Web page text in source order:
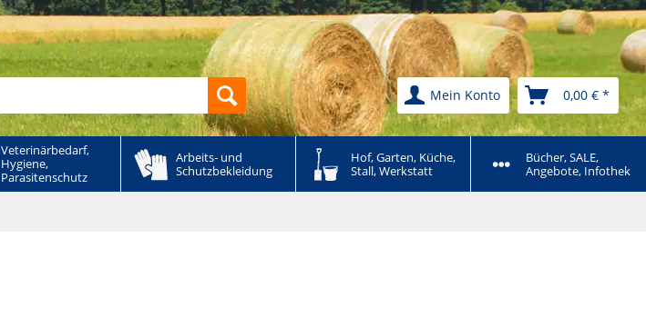
Mein Konto 0,00 € *
Veterinärbedarf,
Hygiene,
Parasitenschutz
Arbeits- und
Schutzbekleidung
Hof, Garten, Küche,
Stall, Werkstatt
Bücher, SALE,
Angebote, Infothek